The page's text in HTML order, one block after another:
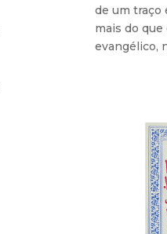
de um traço
mais do
evangélico,